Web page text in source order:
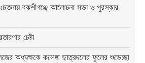
বকশীগঞ্জে আলোচনা সভা ও পুরস্কার
চেষ্টা
অধ্যক্ষকে কলেজ ছাত্রদলের ফুলের শুভেচ্ছা